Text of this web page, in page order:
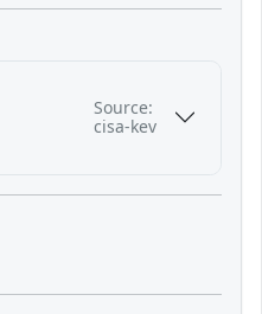
Source:
cisa-kev